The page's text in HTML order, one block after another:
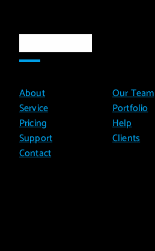
About
Our Team
Service
Portfolio
Pricing
Help
Support
Clients
Contact